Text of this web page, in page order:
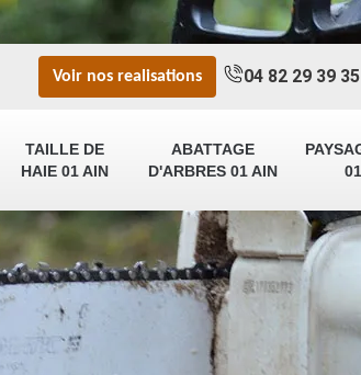
TAILLE DE
HAIE 01 AIN
ABATTAGE
D'ARBRES 01 AIN
01
Voir nos realisations 04 82 29 39 35